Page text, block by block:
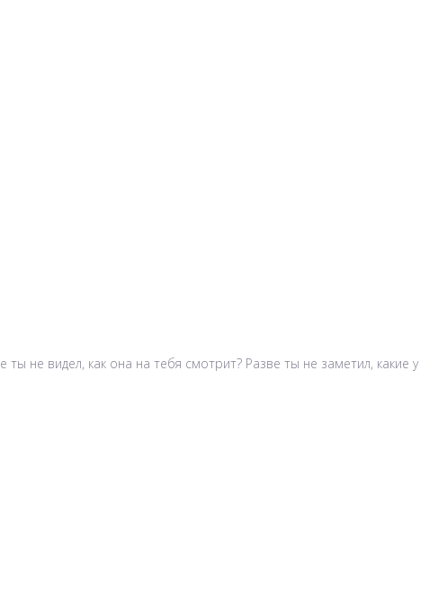
не видел, как она на тебя смотрит? Разве ты не заметил, какие у